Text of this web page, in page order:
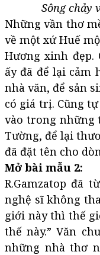
Sông chảy
Những vần thơ
về một xứ Huế
Hương xinh đẹp.
ấy đã để lại cảm
nhà văn, để sản
có giá trị. Cũng
vào trong những
Tường, để lại
đã đặt tên cho
Mở bài mẫu 2:
R.Gamzatop đã
nghệ sĩ không
giới này thì thế
thế này.” Văn
những nhà thơ